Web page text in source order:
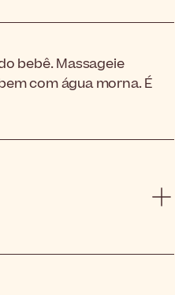
bebê. Massageie
com água morna. É